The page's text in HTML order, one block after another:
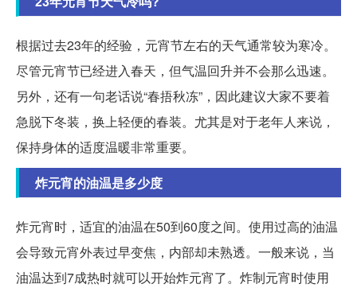
根据过去23年的经验，元宵节左右的天气通常较为寒冷。
尽管元宵节已经进入春天，但气温回升并不会那么迅速。
另外，还有一句老话说“春捂秋冻”，因此建议大家不要着
急脱下冬装，换上轻便的春装。尤其是对于老年人来说，
保持身体的适度温暖非常重要。
炸元宵的油温是多少度
炸元宵时，适宜的油温在50到60度之间。使用过高的油温
会导致元宵外表过早变焦，内部却未熟透。一般来说，当
油温达到7成热时就可以开始炸元宵了。炸制元宵时使用